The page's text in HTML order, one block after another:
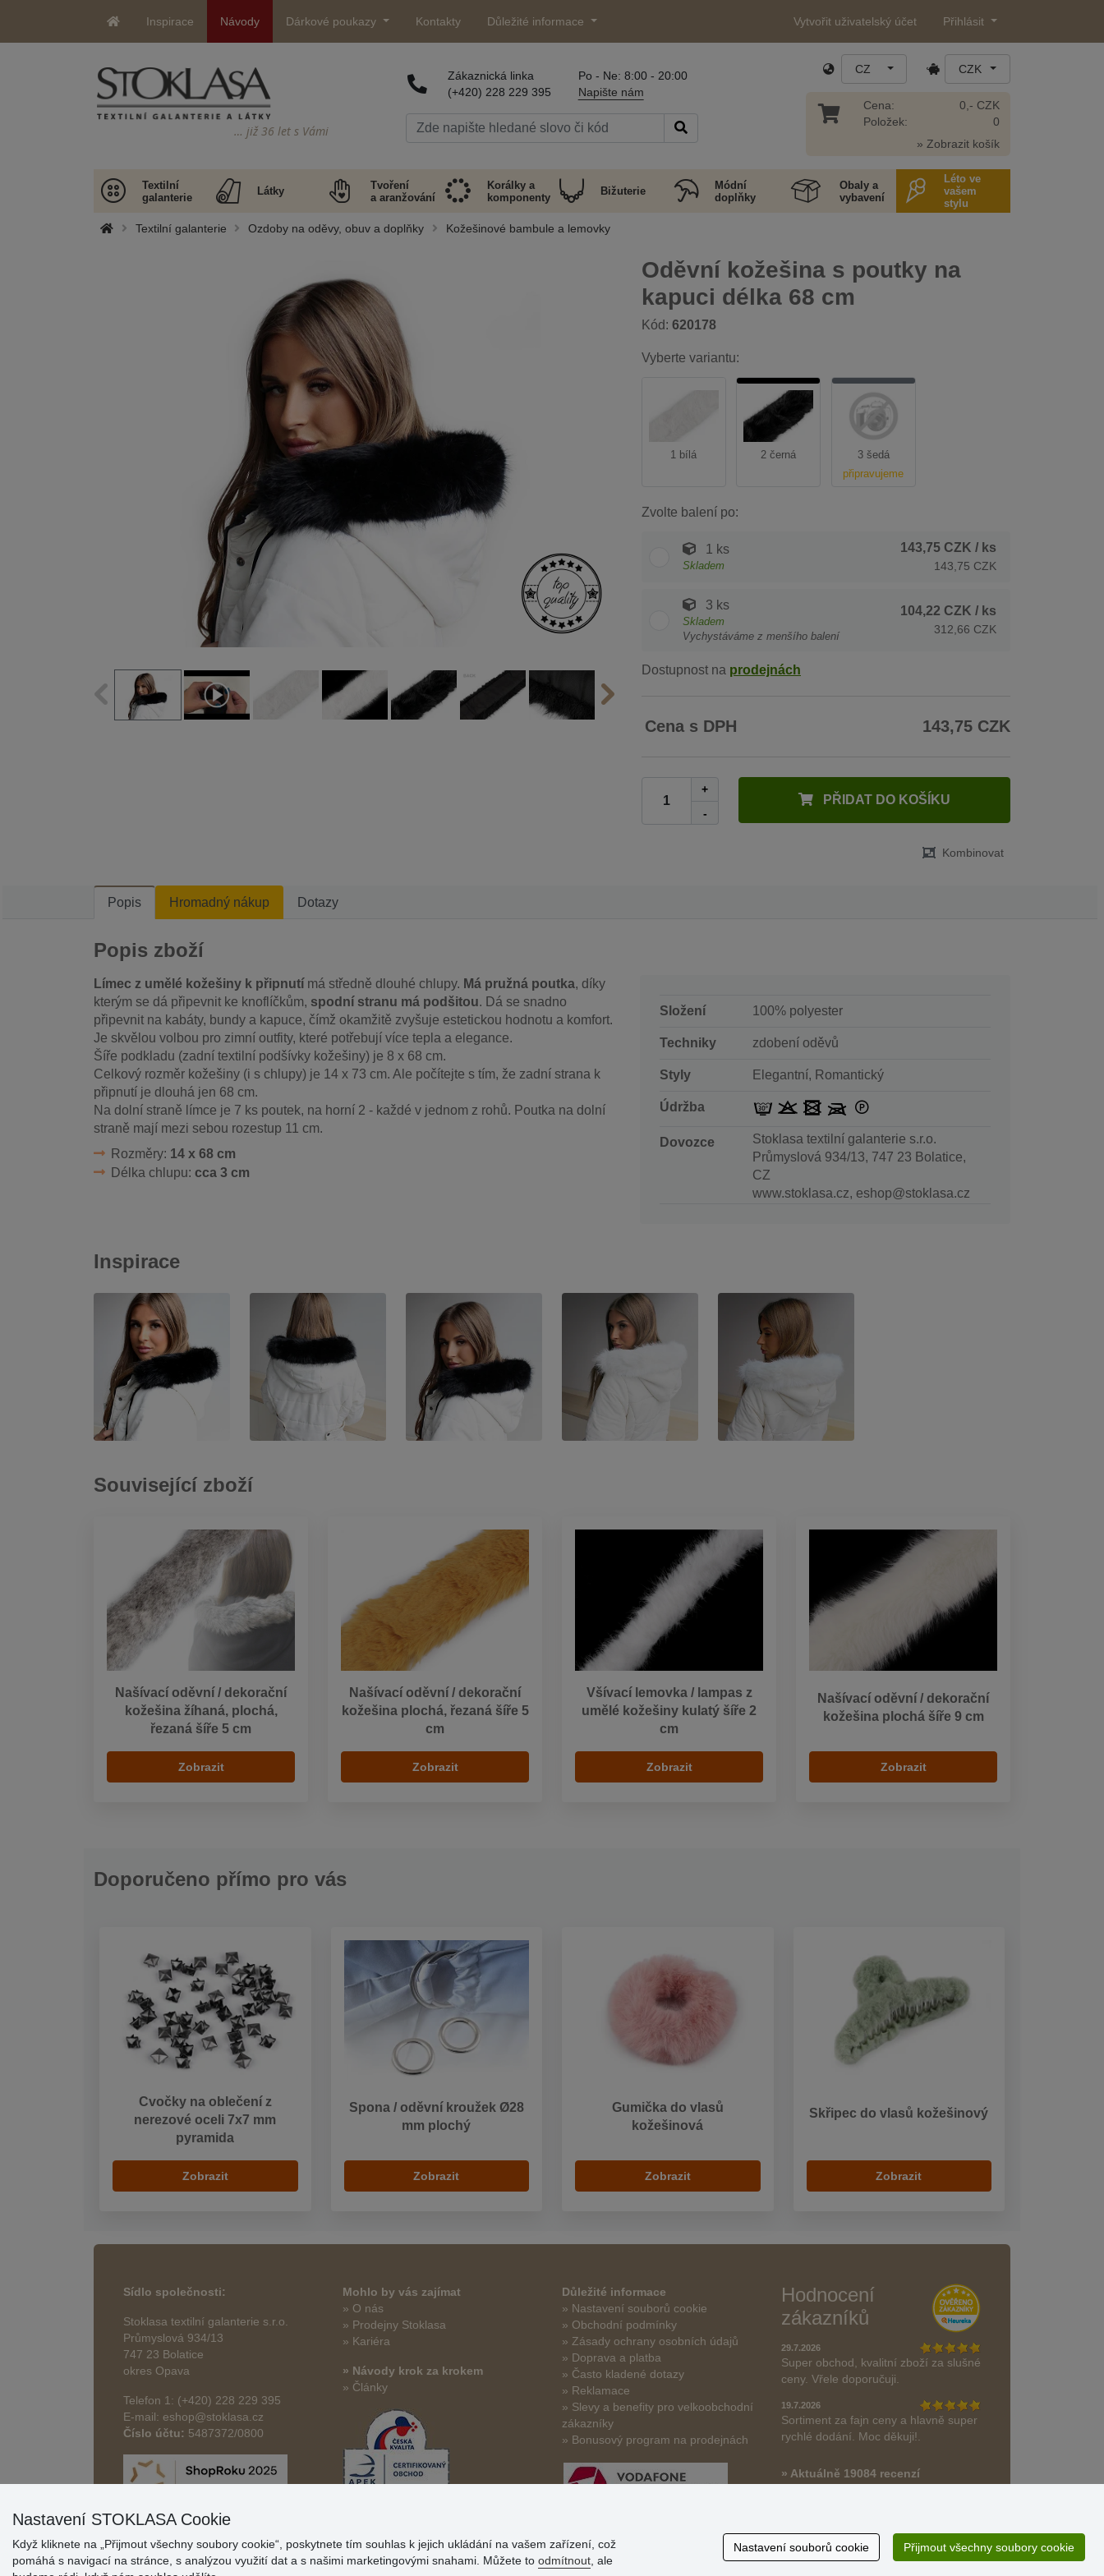
Inspirace Návody Dárkové poukazy Kontakty Důležité informace Vytvořit uživatelský účet Přihlásit
… již 36 let s Vámi
Zákaznická linka
(+420) 228 229 395
Po - Ne: 8:00 - 20:00
Napište nám
CZ CZK
Cena:
Položek:
0,- CZK
0
» Zobrazit košík
Textilní
galanterie
Látky
Tvoření
a aranžování
Korálky a
komponenty
Bižuterie
Módní
doplňky
Obaly a
vybavení
Léto ve
vašem
stylu
Textilní galanterie Ozdoby na oděvy, obuv a doplňky Kožešinové bambule a lemovky
Oděvní kožešina s poutky na
kapuci délka 68 cm
Kód: 620178
Vyberte variantu:
1 bílá 2 černá
3 šedá
připravujeme
Zvolte balení po:
1 ks
Skladem
143,75 CZK / ks
143,75 CZK
3 ks
Skladem
Vychystáváme z menšího balení
104,22 CZK / ks
312,66 CZK
Dostupnost na prodejnách
Cena s DPH 143,75 CZK
+
-
PŘIDAT DO KOŠÍKU
Kombinovat
Popis Hromadný nákup Dotazy
Popis zboží
Límec z umělé kožešiny k připnutí má středně dlouhé chlupy. Má pružná poutka, díky
kterým se dá připevnit ke knoflíčkům, spodní stranu má podšitou. Dá se snadno
připevnit na kabáty, bundy a kapuce, čímž okamžitě zvyšuje estetickou hodnotu a komfort.
Je skvělou volbou pro zimní outfity, které potřebují více tepla a elegance.
Šíře podkladu (zadní textilní podšívky kožešiny) je 8 x 68 cm.
Celkový rozměr kožešiny (i s chlupy) je 14 x 73 cm. Ale počítejte s tím, že zadní strana k
připnutí je dlouhá jen 68 cm.
Na dolní straně límce je 7 ks poutek, na horní 2 - každé v jednom z rohů. Poutka na dolní
straně mají mezi sebou rozestup 11 cm.
Rozměry: 14 x 68 cm
Délka chlupu: cca 3 cm
Složení 100% polyester
Techniky zdobení oděvů
Styly Elegantní, Romantický
Údržba
Dovozce
Stoklasa textilní galanterie s.r.o.
Průmyslová 934/13, 747 23 Bolatice,
CZ
www.stoklasa.cz, eshop@stoklasa.cz
Inspirace
Související zboží
Našívací oděvní / dekorační
kožešina žíhaná, plochá,
řezaná šíře 5 cm
Zobrazit
Našívací oděvní / dekorační
kožešina plochá, řezaná šíře 5
cm
Zobrazit
Všívací lemovka / lampas z
umělé kožešiny kulatý šíře 2
cm
Zobrazit
Našívací oděvní / dekorační
kožešina plochá šíře 9 cm
Zobrazit
Doporučeno přímo pro vás
Cvočky na oblečení z
nerezové oceli 7x7 mm
pyramida
Zobrazit
Spona / oděvní kroužek Ø28
mm plochý
Zobrazit
Gumička do vlasů
kožešinová
Zobrazit
Skřipec do vlasů kožešinový
Zobrazit
Sídlo společnosti:
Stoklasa textilní galanterie s.r.o.
Průmyslová 934/13
747 23 Bolatice
okres Opava
Telefon 1: (+420) 228 229 395
E-mail: eshop@stoklasa.cz
Číslo účtu: 5487372/0800
Mohlo by vás zajímat
» O nás
» Prodejny Stoklasa
» Kariéra
» Návody krok za krokem
» Články
Důležité informace
» Nastavení souborů cookie
» Obchodní podmínky
» Zásady ochrany osobních údajů
» Doprava a platba
» Často kladené dotazy
» Reklamace
» Slevy a benefity pro velkoobchodní
zákazníky
» Bonusový program na prodejnách
Hodnocení
zákazníků
29.7.2026
Super obchod, kvalitní zboží za slušné
ceny. Vřele doporučuji.
19.7.2026
Sortiment za fajn ceny a hlavně super
rychlé dodání. Moc děkuji!.
» Aktuálně 19084 recenzí
Nastavení STOKLASA Cookie
Když kliknete na „Přijmout všechny soubory cookie“, poskytnete tím souhlas k jejich ukládání na vašem zařízení, což
pomáhá s navigací na stránce, s analýzou využití dat a s našimi marketingovými snahami. Můžete to odmítnout , ale
Nastavení souborů cookie Přijmout všechny soubory cookie